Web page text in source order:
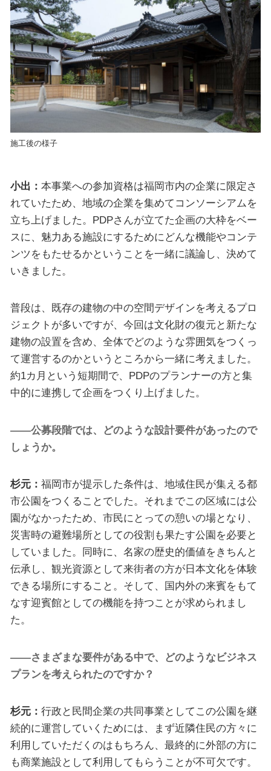
施工後の様子
小出： 本事業への参加資格は福岡市内の企業に限定さ
れていたため、地域の企業を集めてコンソーシアムを
立ち上げました。PDPさんが立てた企画の大枠をベー
スに、魅力ある施設にするためにどんな機能やコンテ
ンツをもたせるかということを一緒に議論し、決めて
いきました。
普段は、既存の建物の中の空間デザインを考えるプロ
ジェクトが多いですが、今回は文化財の復元と新たな
建物の設置を含め、全体でどのような雰囲気をつくっ
て運営するのかというところから一緒に考えました。
約1カ月という短期間で、PDPのプランナーの方と集
中的に連携して企画をつくり上げました。
――公募段階では、どのような設計要件があったので
しょうか。
杉元： 福岡市が提示した条件は、地域住民が集える都
市公園をつくることでした。それまでこの区域には公
園がなかったため、市民にとっての憩いの場となり、
災害時の避難場所としての役割も果たす公園を必要と
していました。同時に、名家の歴史的価値をきちんと
伝承し、観光資源として来街者の方が日本文化を体験
できる場所にすること。そして、国内外の来賓をもて
なす迎賓館としての機能を持つことが求められまし
た。
――さまざまな要件がある中で、どのようなビジネス
プランを考えられたのですか？
杉元： 行政と民間企業の共同事業としてこの公園を継
続的に運営していくためには、まず近隣住民の方々に
利用していただくのはもちろん、最終的に外部の方に
も商業施設として利用してもらうことが不可欠です。